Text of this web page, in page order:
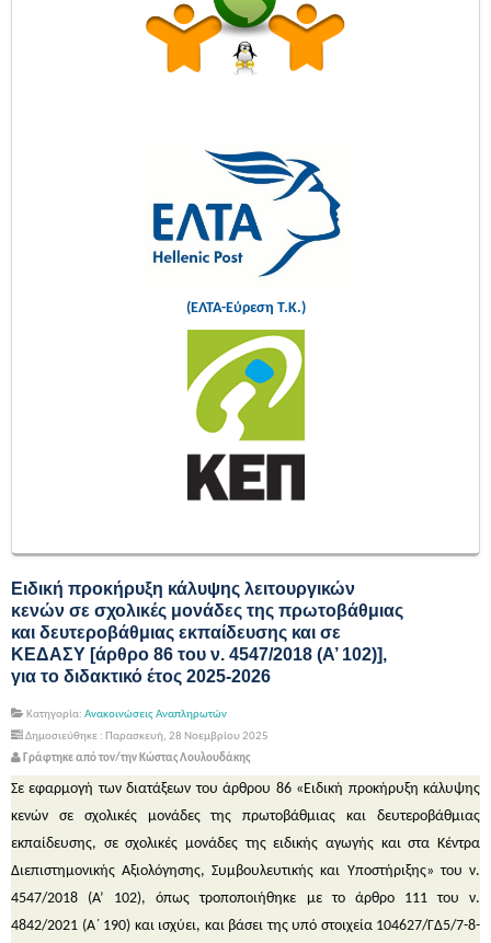
(ΕΛΤΑ-Εύρεση Τ.Κ.)
Ειδική προκήρυξη κάλυψης λειτουργικών
κενών σε σχολικές μονάδες της πρωτοβάθμιας
και δευτεροβάθμιας εκπαίδευσης και σε
ΚΕΔΑΣΥ [άρθρο 86 του ν. 4547/2018 (Α’ 102)],
για το διδακτικό έτος 2025-2026
Κατηγορία: Ανακοινώσεις Αναπληρωτών
Δημοσιεύθηκε : Παρασκευή, 28 Νοεμβρίου 2025
Γράφτηκε από τον/την Κώστας Λουλουδάκης
Σε εφαρμογή των διατάξεων του άρθρου 86 «Ειδική προκήρυξη κάλυψης
κενών σε σχολικές μονάδες της πρωτοβάθμιας και δευτεροβάθμιας
εκπαίδευσης, σε σχολικές μονάδες της ειδικής αγωγής και στα Κέντρα
Διεπιστημονικής Αξιολόγησης, Συμβουλευτικής και Υποστήριξης» του ν.
4547/2018 (Α’ 102), όπως τροποποιήθηκε με το άρθρο 111 του ν.
4842/2021 (Α΄ 190) και ισχύει, και βάσει της υπό στοιχεία 104627/ΓΔ5/7-8-